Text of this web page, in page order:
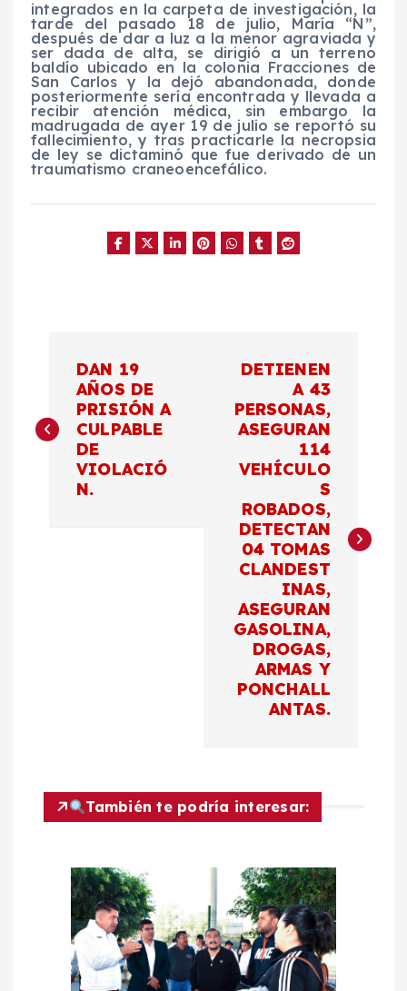
integrados en la carpeta de investigación, la
tarde del pasado 18 de julio, María “N”,
después de dar a luz a la menor agraviada y
ser dada de alta, se dirigió a un terreno
baldío ubicado en la colonia Fracciones de
San Carlos y la dejó abandonada, donde
posteriormente sería encontrada y llevada a
recibir atención médica, sin embargo la
madrugada de ayer 19 de julio se reportó su
fallecimiento, y tras practicarle la necropsia
de ley se dictaminó que fue derivado de un
traumatismo craneoencefálico.
v
d
DAN 19
AÑOS DE
PRISIÓN A
CULPABLE
DE
VIOLACIÓ
N.
DETIENEN
A 43
PERSONAS,
ASEGURAN
114
VEHÍCULO
S
ROBADOS,
DETECTAN
04 TOMAS
CLANDEST
INAS,
ASEGURAN
GASOLINA,
DROGAS,
ARMAS Y
PONCHALL
ANTAS.
También te podría interesar: